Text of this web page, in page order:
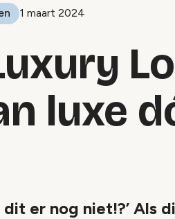
1 maart 2024
luxe
dit er nog niet!?’ Als